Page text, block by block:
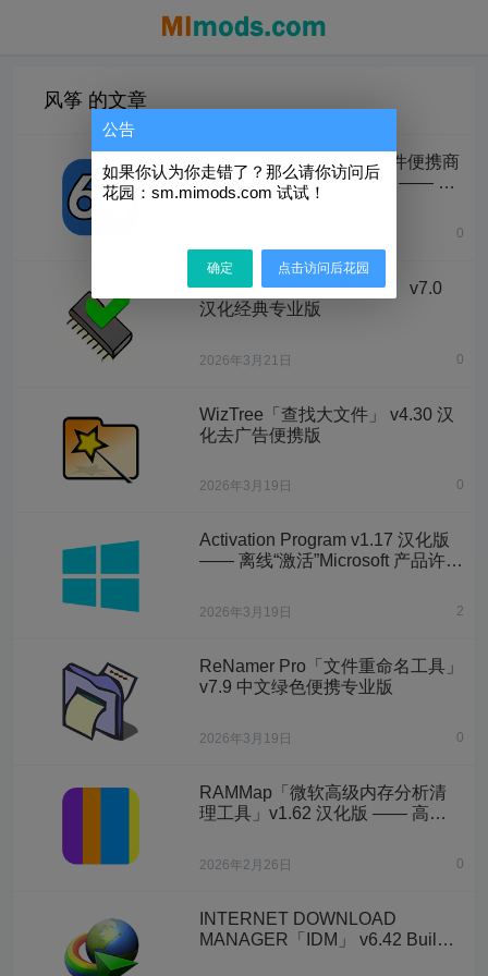
风筝 的文章
AIDA64 v8.30.8300 单文件便携商
业版 + 不再支持32位系统 —— 识
别和测试计算机上的所有的组件，
可提供有关硬件和软件的详细信息0
MemTest Pro「内存测试」 v7.0
汉化经典专业版
2026年3月21日 0
WizTree「查找大文件」 v4.30 汉
化去广告便携版
2026年3月19日 0
Activation Program v1.17 汉化版
—— 离线“激活”Microsoft 产品许可
2026年3月19日 2
ReNamer Pro「文件重命名工具」
v7.9 中文绿色便携专业版
2026年3月19日 0
RAMMap「微软高级内存分析清
理工具」v1.62 汉化版 —— 高级
2026年2月26日 0
INTERNET DOWNLOAD
MANAGER「IDM」 v6.42 Build
公告
如果你认为你走错了？那么请你访问后
花园：sm.mimods.com 试试！
确定 点击访问后花园